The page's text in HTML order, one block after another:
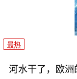
最热
河水干了，欧洲